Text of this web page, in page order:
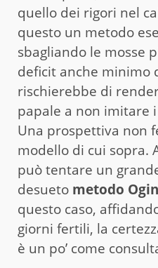
quello dei rigori nel
questo un metodo
sbagliando le mosse
deficit anche minimo
rischierebbe di
papale a non imitare
Una prospettiva non
modello di cui sopra.
può tentare un
desueto metodo
questo caso,
giorni fertili, la
è un po’ come